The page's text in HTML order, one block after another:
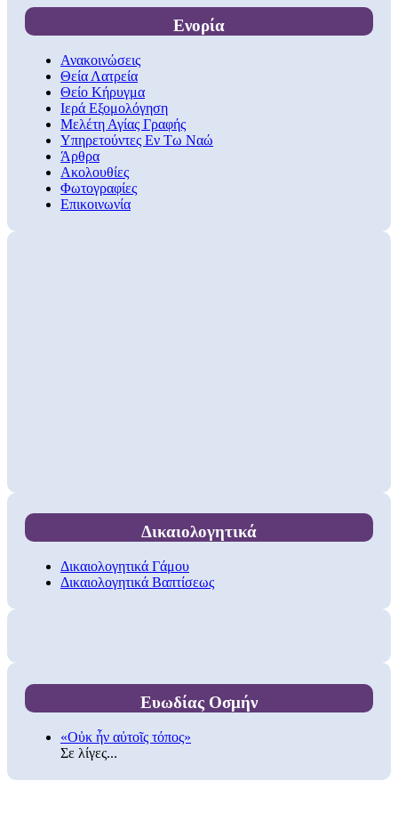
Ενορία
Ανακοινώσεις
Θεία Λατρεία
Θείο Κήρυγμα
Ιερά Εξομολόγηση
Μελέτη Αγίας Γραφής
Υπηρετούντες Εν Τω Ναώ
Άρθρα
Ακολουθίες
Φωτογραφίες
Επικοινωνία
Δικαιολογητικά
Δικαιολογητικά Γάμου
Δικαιολογητικά Βαπτίσεως
Ευωδίας Οσμήν
«Οὐκ ἦν αὐτοῖς τόπος»
Σε λίγες...